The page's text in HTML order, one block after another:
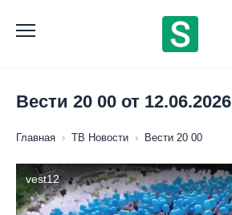
содержанию
Вести 20 00 от 12.06.2026
Главная › ТВ Новости › Вести 20 00